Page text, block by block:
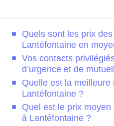
Quels sont les prix
Lantéfontaine en
Vos contacts
d’urgence et de
Quelle est la meilleure
Lantéfontaine ?
Quel est le prix moyen
à Lantéfontaine ?